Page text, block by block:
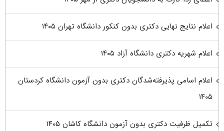
اعلام نتایج نهایی دکتری بدون کنکور دانشگاه تهران ۱۴۰۵
اعلام شهریه دکتری دانشگاه آزاد ۱۴۰۵
اعلام اسامی پذیرفته‌شدگان دکتری بدون آزمون دانشگاه کردستان
۱۴۰۵
تکمیل ظرفیت دکتری بدون آزمون دانشگاه کاشان ۱۴۰۵